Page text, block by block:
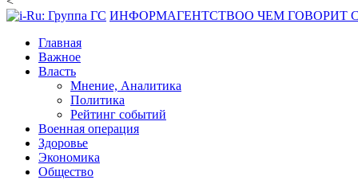
ИНФОРМАГЕНТСТВОО ЧЕМ ГОВОРИТ
Главная
Важное
Власть
Мнение, Аналитика
Политика
Рейтинг событий
Военная операция
Здоровье
Экономика
Общество